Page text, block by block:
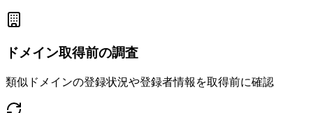
ドメイン取得前の調査
類似ドメインの登録状況や登録者情報を取得前に確認